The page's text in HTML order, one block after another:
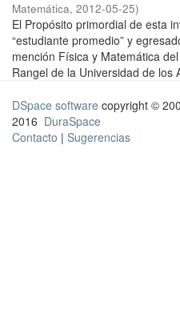
Matemática, 2012-05-25)
El Propósito primordial de esta
“estudiante promedio” y
mención Física y Matemática
Rangel de la Universidad de los
DSpace software copyright ©
2016 DuraSpace
Contacto | Sugerencias